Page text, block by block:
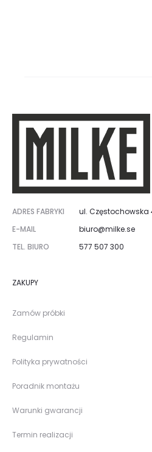
ADRES FABRYKI
ul. Częstochowska
E-MAIL
biuro@milke.se
TEL. BIURO
577 507 300
ZAKUPY
Zamów próbki
Regulamin
Polityka prywatności
Poradnik montażu
Warunki gwarancji
Termin realizacji